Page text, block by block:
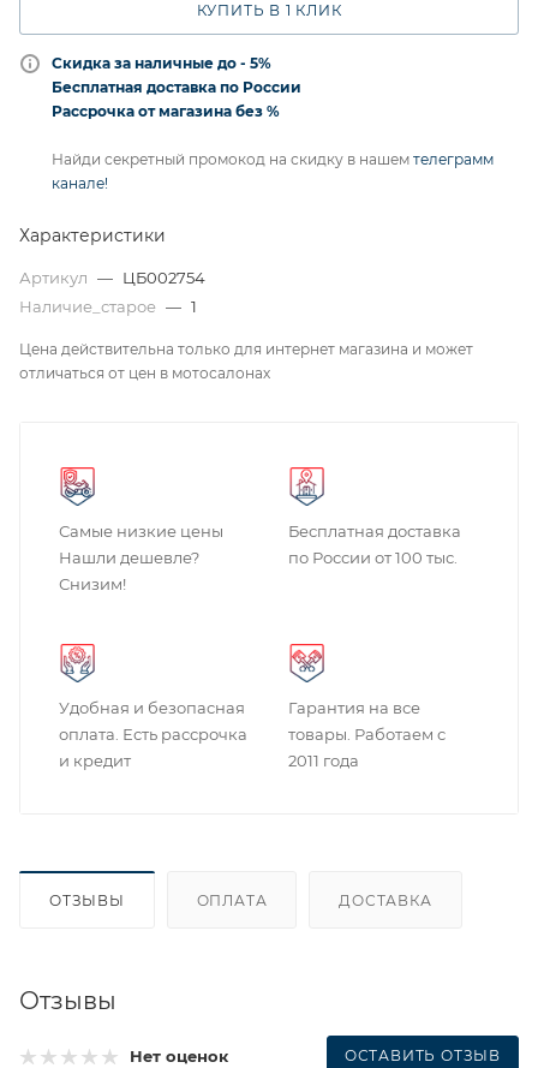
КУПИТЬ В 1 КЛИК
Скидка за наличные до - 5%
Бесплатная доставка по России
Рассрочка от магазина без %
Найди секретный промокод на скидку в нашем телеграмм
канале!
Характеристики
Артикул — ЦБ002754
Наличие_старое — 1
Цена действительна только для интернет магазина и может
отличаться от цен в мотосалонах
Самые низкие цены
Нашли дешевле?
Снизим!
Бесплатная доставка
по России от 100 тыс.
Удобная и безопасная
оплата. Есть рассрочка
и кредит
Гарантия на все
товары. Работаем с
2011 года
ОТЗЫВЫ ОПЛАТА ДОСТАВКА
Отзывы
Нет оценок ОСТАВИТЬ ОТЗЫВ